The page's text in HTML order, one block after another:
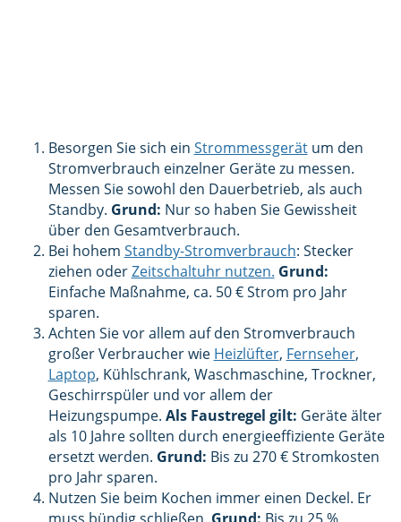
Besorgen Sie sich ein Strommessgerätum den
Stromverbrauch einzelner Geräte zu messen.
Messen Sie sowohl den Dauerbetrieb, als auch
Standby. Grund: Nur so haben Sie Gewissheit
über den Gesamtverbrauch.
Bei hohem Standby-Stromverbrauch: Stecker
ziehen oderZeitschaltuhr nutzen. Grund:
Einfache Maßnahme, ca. 50 € Strom pro Jahr
sparen.
Achten Sie vor allem auf den Stromverbrauch
großer Verbraucher wie Heizlüfter, Fernseher,
Laptop, Kühlschrank, Waschmaschine, Trockner,
Geschirrspüler und vor allem der
Heizungspumpe. Als Faustregel gilt: Geräte älter
als 10 Jahre sollten durch energieeffiziente Geräte
ersetzt werden. Grund: Bis zu 270 € Stromkosten
pro Jahr sparen.
Nutzen Sie beim Kochen immer einen Deckel. Er